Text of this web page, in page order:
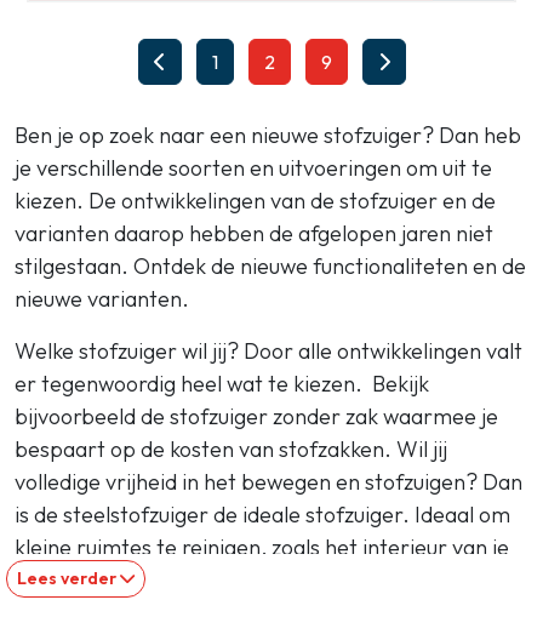
1 2 9
Ben je op zoek naar een nieuwe stofzuiger? Dan heb
je verschillende soorten en uitvoeringen om uit te
kiezen. De ontwikkelingen van de stofzuiger en de
varianten daarop hebben de afgelopen jaren niet
stilgestaan. Ontdek de nieuwe functionaliteten en de
nieuwe varianten.
Welke stofzuiger wil jij? Door alle ontwikkelingen valt
er tegenwoordig heel wat te kiezen. Bekijk
bijvoorbeeld de stofzuiger zonder zak waarmee je
bespaart op de kosten van stofzakken. Wil jij
volledige vrijheid in het bewegen en stofzuigen? Dan
is de steelstofzuiger de ideale stofzuiger. Ideaal om
kleine ruimtes te reinigen, zoals het interieur van je
auto. Kleine stofjes en kruimels zijn overal. Daarvoor
Lees verder